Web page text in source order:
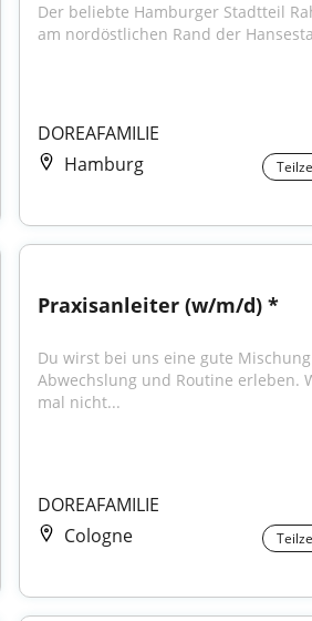
Der beliebte Hamburger Stadtteil
am nordöstlichen Rand der
DOREAFAMILIE
Hamburg
Praxisanleiter (w/m/d) *
Du wirst bei uns eine gute
Abwechslung und Routine erleben.
mal nicht...
DOREAFAMILIE
Cologne